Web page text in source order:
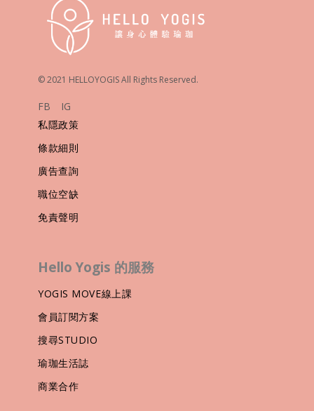
© 2021 HELLOYOGIS All Rights Reserved.
FB
IG
私隱政策
條款細則
廣告查詢
職位空缺
免責聲明
Hello Yogis 的服務
YOGIS MOVE線上課
會員訂閱方案
搜尋STUDIO
瑜珈生活誌
商業合作